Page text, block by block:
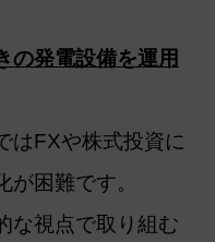
の発電設備を運用
はFXや株式投資に
困難です。
な視点で取り組む